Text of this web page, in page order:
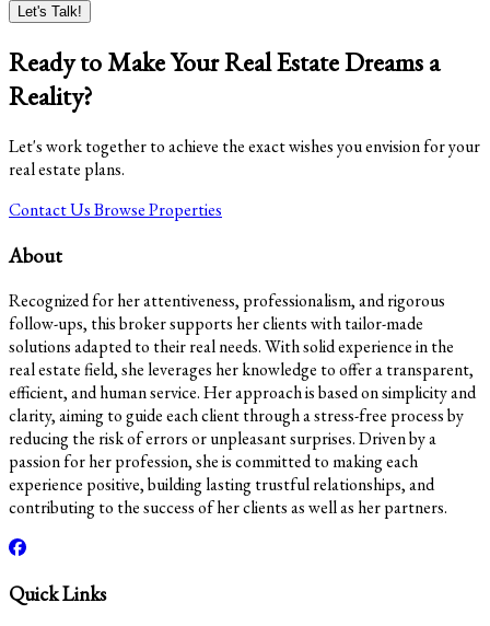
Let's Talk!
Ready to Make Your Real Estate Dreams a
Reality?
Let's work together to achieve the exact wishes you envision for your
real estate plans.
Contact UsBrowse Properties
About
Recognized for her attentiveness, professionalism, and rigorous
follow-ups, this broker supports her clients with tailor-made
solutions adapted to their real needs. With solid experience in the
real estate field, she leverages her knowledge to offer a transparent,
efficient, and human service. Her approach is based on simplicity and
clarity, aiming to guide each client through a stress-free process by
reducing the risk of errors or unpleasant surprises. Driven by a
passion for her profession, she is committed to making each
experience positive, building lasting trustful relationships, and
contributing to the success of her clients as well as her partners.
Quick Links